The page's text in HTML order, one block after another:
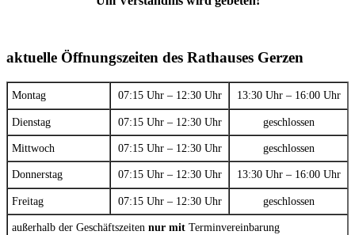
aktuelle Öffnungszeiten des Rathauses Gerzen
Montag 07:15 Uhr – 12:30 Uhr 13:30 Uhr – 16:00 Uhr
Dienstag 07:15 Uhr – 12:30 Uhr geschlossen
Mittwoch 07:15 Uhr – 12:30 Uhr geschlossen
Donnerstag 07:15 Uhr – 12:30 Uhr 13:30 Uhr – 16:00 Uhr
Freitag 07:15 Uhr – 12:30 Uhr geschlossen
außerhalb der Geschäftszeiten nur mit Terminvereinbarung